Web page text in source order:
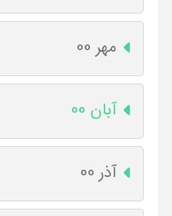
مهر 00
آبان 00
آذر 00